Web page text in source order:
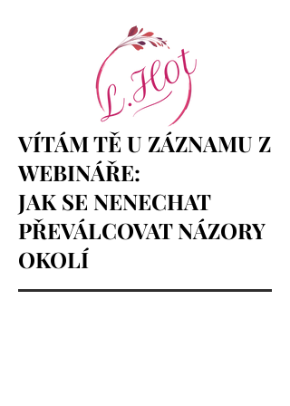
VÍTÁM TĚ U ZÁZNAMU Z
WEBINÁŘE:
JAK SE NENECHAT
PŘEVÁLCOVAT NÁZORY
OKOLÍ